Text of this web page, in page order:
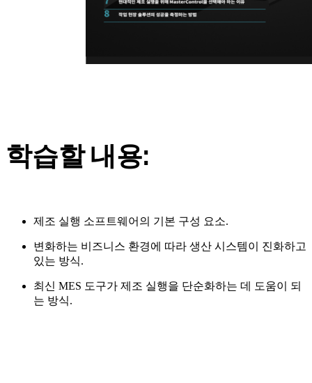
학습할 내용:
제조 실행 소프트웨어의 기본 구성 요소.
변화하는 비즈니스 환경에 따라 생산 시스템이 진화하고
있는 방식.
최신 MES 도구가 제조 실행을 단순화하는 데 도움이 되
는 방식.